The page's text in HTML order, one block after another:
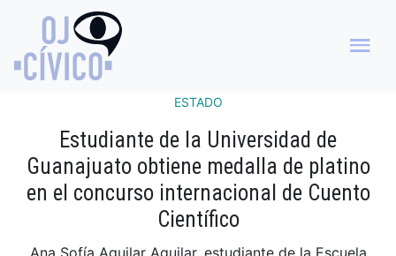
ESTADO
Estudiante de la Universidad de
Guanajuato obtiene medalla de platino
en el concurso internacional de Cuento
Científico
Ana Sofía Aguilar Aguilar, estudiante de la Escuela